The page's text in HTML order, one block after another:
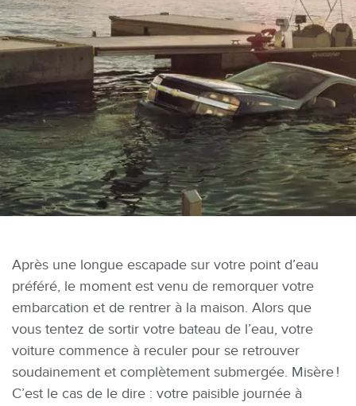
Après une longue escapade sur votre point d’eau
préféré, le moment est venu de remorquer votre
embarcation et de rentrer à la maison. Alors que
vous tentez de sortir votre bateau de l’eau, votre
voiture commence à reculer pour se retrouver
soudainement et complètement submergée. Misère !
C’est le cas de le dire : votre paisible journée à